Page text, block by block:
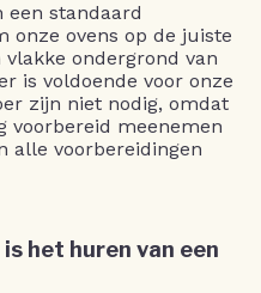
een standaard
onze ovens op de juiste
ondergrond van
is voldoende voor onze
zijn niet nodig, omdat
voorbereid meenemen
alle voorbereidingen
het huren van een